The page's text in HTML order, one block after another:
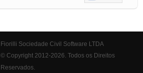
Fiorilli Sociedade Civil Software LTDA
© Copyright 2012-2026. Todos os Direitos
Reservados.